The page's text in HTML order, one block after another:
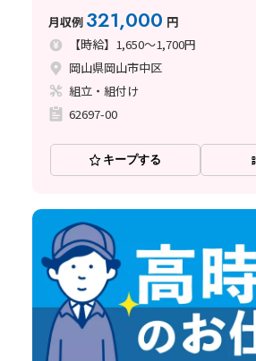
月収例 321,000 円
【時給】1,650～1,700円
岡山県岡山市中区
組立・組付け
62697-00
キープする